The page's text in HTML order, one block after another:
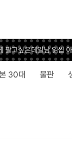
고싶은데일남 읽씹 아
30대 불판